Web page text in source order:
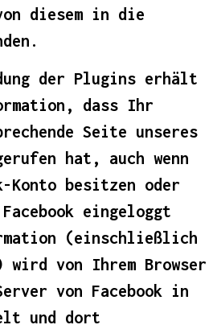
diesem in die
der Plugins erhält
dass Ihr
Seite unseres
hat, auch wenn
Konto besitzen oder
eingeloggt
(einschließlich
von Ihrem Browser
von Facebook in
und dort